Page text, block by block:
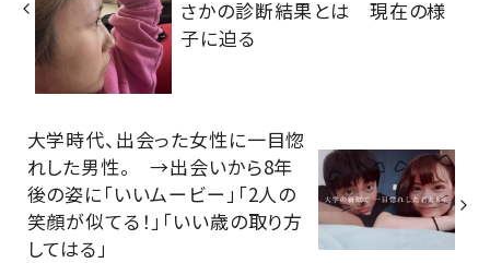
さかの診断結果とは 現在の様
子に迫る
大学時代、出会った女性に一目惚
れした男性。 →出会いから8年
後の姿に「いいムービー」「2人の
笑顔が似てる！」「いい歳の取り方
してはる」